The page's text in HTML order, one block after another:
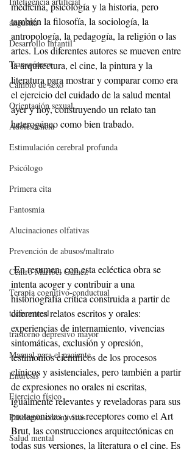
angustia
Desarrollo infantil
Transgénero
Cambio de sexo
Orientación sexual
Adolescencia
Estimulación cerebral profunda
Psicólogo
Primera cita
Fantosmia
Alucinaciones olfativas
Prevención de abusos/maltrato
Centro Maribel Gámez
Terapia cognitivo-conductual
tccmontreal
trastorno depresivo mayor
Manual para el paciente
Enuresis
Ejercicio físico
Pandemia coronavirus
Salud mental
medicina, psicología y la historia, pero
también la filosofía, la sociología, la
antropología, la pedagogía, la religión o las
artes. Los diferentes autores se mueven entre
la arquitectura, el cine, la pintura y la
literatura para mostrar y comparar como era
el ejercicio del cuidado de la salud mental
ayer y hoy, construyendo un relato tan
heterogéneo como bien trabado.
En resumen, con esta ecléctica obra se
intenta acoger y contribuir a una
historiografía crítica construida a partir de
diferentes relatos escritos y orales:
experiencias de internamiento, vivencias
sintomáticas, exclusión y opresión,
testimonios científicos de los procesos
clínicos y asistenciales, pero también a partir
de expresiones no orales ni escritas,
igualmente relevantes y reveladoras para sus
protagonistas y sus receptores como el Art
Brut, las construcciones arquitectónicas en
todas sus versiones, la literatura o el cine. Es